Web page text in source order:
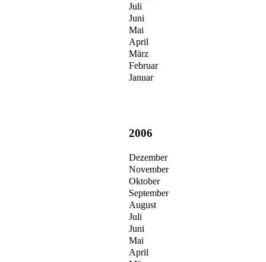
Juli
Juni
Mai
April
März
Februar
Januar
2006
Dezember
November
Oktober
September
August
Juli
Juni
Mai
April